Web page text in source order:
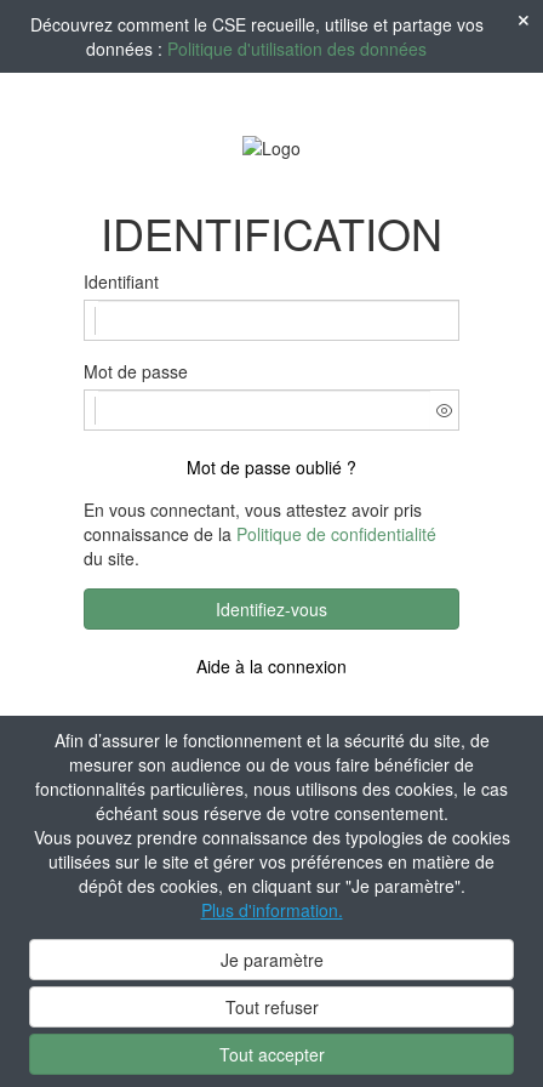
Afin d’assurer le fonctionnement et la sécurité du site, de
mesurer son audience ou de vous faire bénéficier de
fonctionnalités particulières, nous utilisons des cookies, le cas
échéant sous réserve de votre consentement.
Vous pouvez prendre connaissance des typologies de cookies
utilisées sur le site et gérer vos préférences en matière de
dépôt des cookies, en cliquant sur "Je paramètre".
Plus d'information.
Je paramètre
Tout refuser
Tout accepter
Découvrez comment le CSE recueille, utilise et partage vos
données : Politique d'utilisation des données
IDENTIFICATION
Identifiant
Mot de passe
Mot de passe oublié ?
En vous connectant, vous attestez avoir pris
connaissance de la Politique de confidentialité
du site.
Identifiez-vous
Aide à la connexion